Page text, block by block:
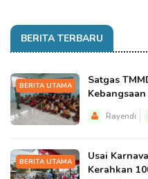
BERITA TERBARU
BERITA UTAMA
Satgas
Rayendi
BERITA UTAMA
Usai
Kerahkan